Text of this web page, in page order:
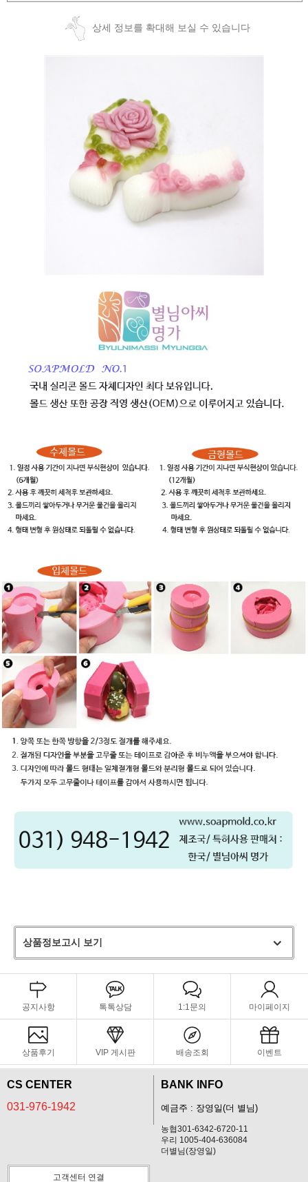
상세 정보를 확대해 보실 수 있습니다
상품정보고시 보기
공지사항 톡톡상담 1:1문의 마이페이지
상품후기 VIP 게시판 배송조회 이벤트
CS CENTER
031-976-1942
BANK INFO
예금주 : 장영일(더 별님)
농협301-6342-6720-11
우리 1005-404-636084
더별님(장영일)
고객센터 연결